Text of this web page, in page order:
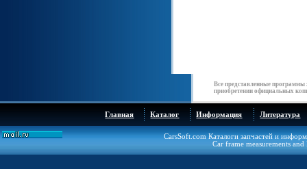
Все представленные
приобретении официальных
Главная Каталог Информация Литература
CarsSoft.com Каталоги запчастей и
Car frame measurements